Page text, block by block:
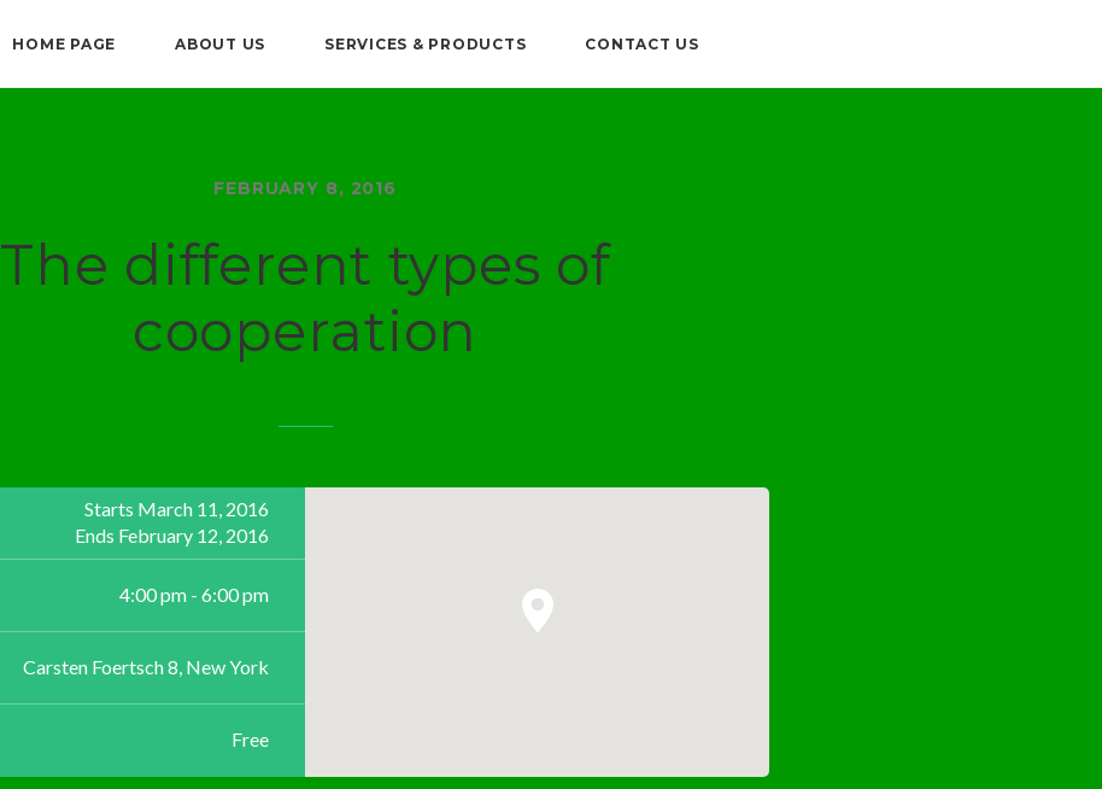
HOME PAGE ABOUT US SERVICES & PRODUCTS CONTACT US
FEBRUARY 8, 2016
The different types of
cooperation
Starts March 11, 2016
Ends February 12, 2016
4:00 pm - 6:00 pm
Carsten Foertsch 8, New York
Free